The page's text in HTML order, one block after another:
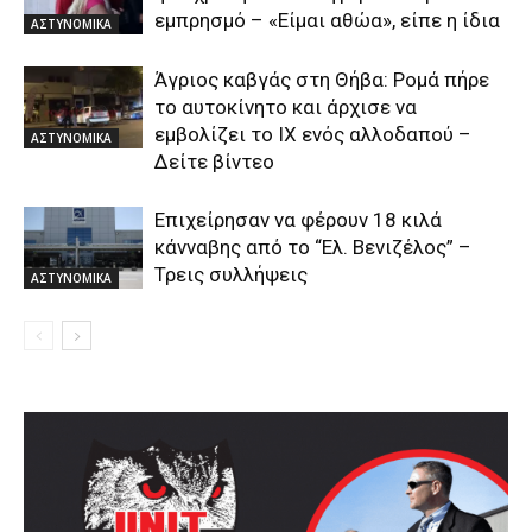
ΑΣΤΥΝΟΜΙΚΑ
εμπρησμό – «Είμαι αθώα», είπε η ίδια
ΑΣΤΥΝΟΜΙΚΑ
Άγριος καβγάς στη Θήβα: Ρομά πήρε
το αυτοκίνητο και άρχισε να
εμβολίζει το ΙΧ ενός αλλοδαπού –
Δείτε βίντεο
ΑΣΤΥΝΟΜΙΚΑ
Επιχείρησαν να φέρουν 18 κιλά
κάνναβης από το “Ελ. Βενιζέλος” –
Τρεις συλλήψεις